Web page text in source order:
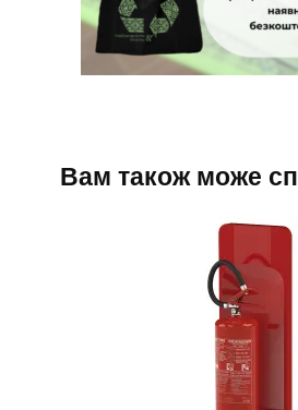
Вам також може